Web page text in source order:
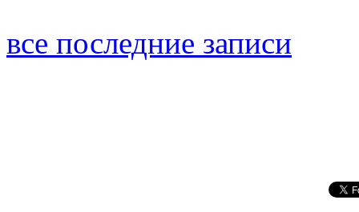
все последние записи